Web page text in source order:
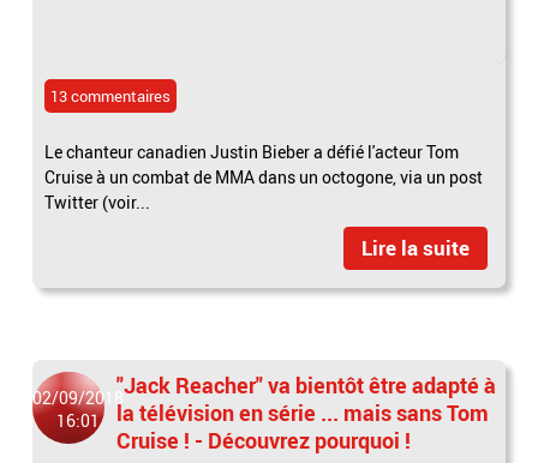
13 commentaires
Le chanteur canadien Justin Bieber a défié l'acteur Tom
Cruise à un combat de MMA dans un octogone, via un post
Twitter (voir...
Lire la suite
02/09/2018
16:01
"Jack Reacher" va bientôt être adapté à
la télévision en série ... mais sans Tom
Cruise ! - Découvrez pourquoi !